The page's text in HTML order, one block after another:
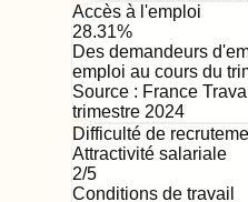
Accès à l'emploi
28.31%
Des demandeurs
emploi au cours du
Source : France
trimestre 2024
Difficulté de
Attractivité salariale
2/5
Conditions de travail